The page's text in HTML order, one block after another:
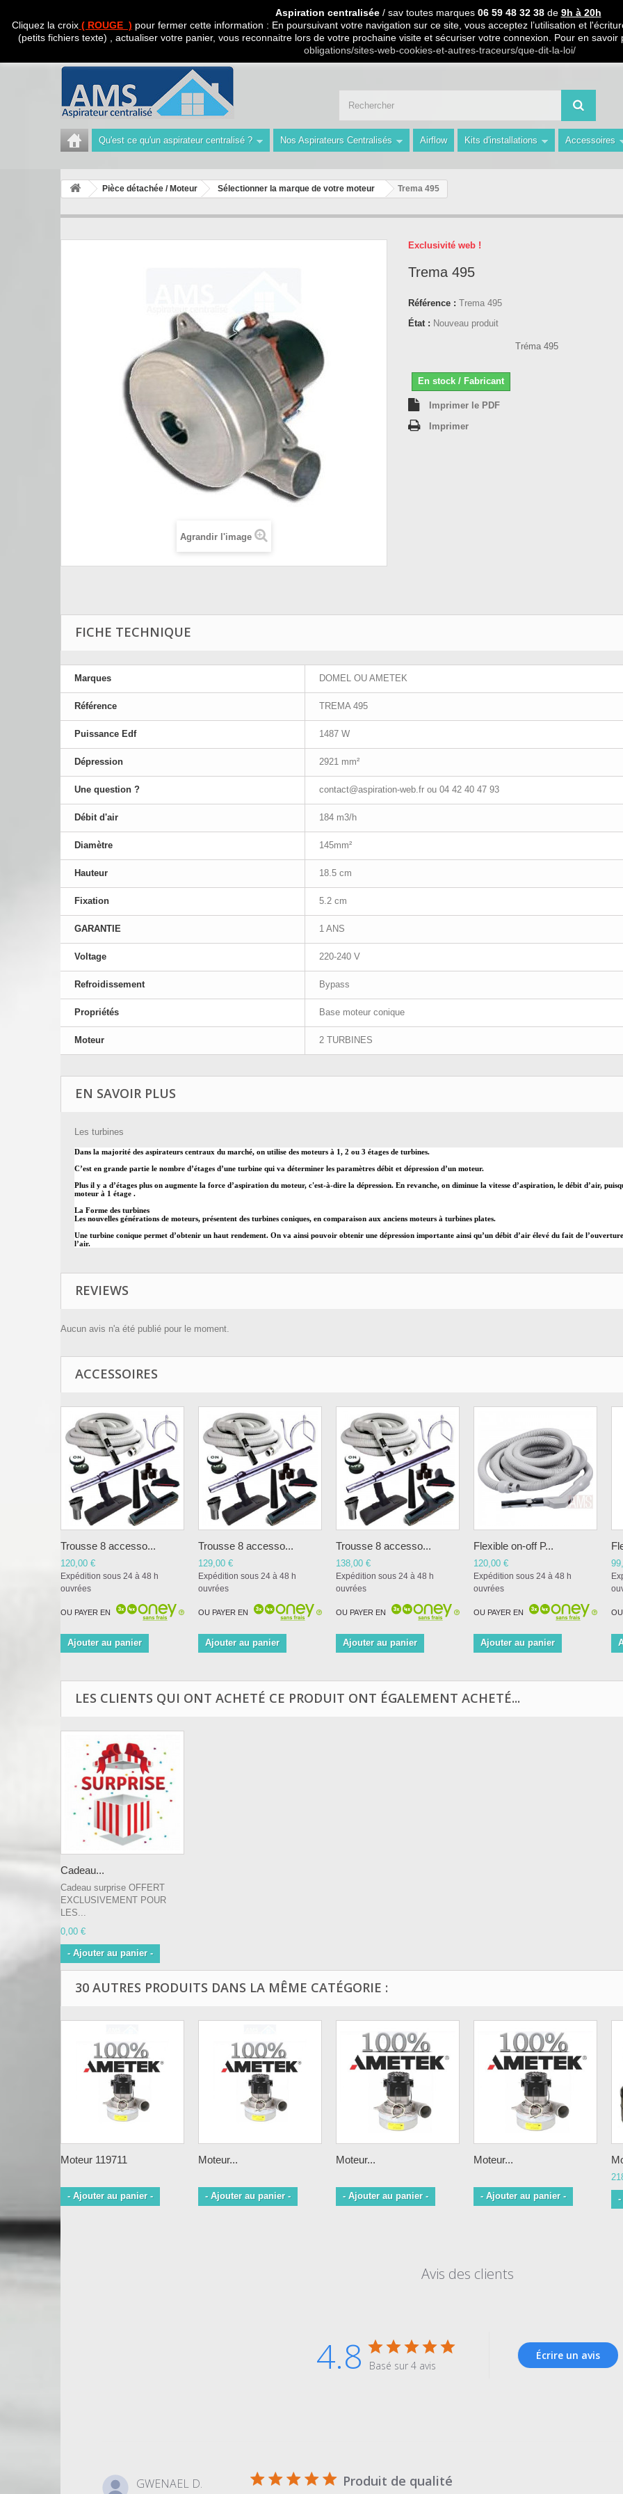
Aspiration centralisée/ sav toutes marques06 59 48 32 38de 9h à 20h
Cliquez la croix ( ROUGE ) pour fermer cette information : En poursuivant votre navigation sur ce site, vous acceptez l’utilisation et
(petits fichiers texte) , actualiser votre panier, vous reconnaitre lors de votre prochaine visite et sécuriser votre connexion. Pour en
obligations/sites-web-cookies-et-autres-traceurs/que-dit-la-loi/
CADEAU SURPRISE A PARTIR DE 99€ D ACHAT / Paiement en 3 X ou 4 X sans frais
Appelez-nous au :Tél : 04 42 40 47 93 | Technicien 06 59 48 32 38 de 9h à 20h " Les Prix du Web les Conseils en plus avec AMS
Qu'est ce qu'un aspirateur centralisé ? Nos Aspirateurs Centralisés Airflow Kits d'installations Accessoires
Pièce détachée / Moteur Sélectionner la marque de votre moteur Trema 495
Agrandir l'image
Exclusivité web !
Trema 495
Référence : Trema 495
État : Nouveau produit
Tréma 495
En stock / Fabricant
Imprimer le PDF
Imprimer
FICHE TECHNIQUE
Marques DOMEL OU AMETEK
Référence TREMA 495
Puissance Edf 1487 W
Dépression 2921 mm²
Une question ? contact@aspiration-web.fr ou 04 42 40 47 93
Débit d'air 184 m3/h
Diamètre 145mm²
Hauteur 18.5 cm
Fixation 5.2 cm
GARANTIE 1 ANS
Voltage 220-240 V
Refroidissement Bypass
Propriétés Base moteur conique
Moteur 2 TURBINES
EN SAVOIR PLUS
Les turbines
Dans la majorité des aspirateurs centraux du marché, on utilise des moteurs à 1, 2 ou 3 étages de turbines.
C’est en grande partie le nombre d’étages d’une turbine qui va déterminer les paramètres débit et dépression d’un moteur.
Plus il y a d’étages plus on augmente la force d’aspiration du moteur, c'est-à-dire la dépression. En revanche, on diminue la vitesse d’aspiration, le débit d’air,
moteur à 1 étage .
La Forme des turbines
Les nouvelles générations de moteurs, présentent des turbines coniques, en comparaison aux anciens moteurs à turbines plates.
Une turbine conique permet d’obtenir un haut rendement. On va ainsi pouvoir obtenir une dépression importante ainsi qu’un débit d’air élevé du fait de
l’air.
REVIEWS
Aucun avis n'a été publié pour le moment.
ACCESSOIRES
Trousse 8 accesso...
120,00 €
Expédition sous 24 à 48 h
ouvrées
OU PAYER EN
Ajouter au panier
Trousse 8 accesso...
129,00 €
Expédition sous 24 à 48 h
ouvrées
OU PAYER EN
Ajouter au panier
Trousse 8 accesso...
138,00 €
Expédition sous 24 à 48 h
ouvrées
OU PAYER EN
Ajouter au panier
Flexible on-off P...
120,00 €
Expédition sous 24 à 48 h
ouvrées
OU PAYER EN
Ajouter au panier
LES CLIENTS QUI ONT ACHETÉ CE PRODUIT ONT ÉGALEMENT ACHETÉ...
Cadeau...
Cadeau surprise OFFERT
EXCLUSIVEMENT POUR
LES...
0,00 €
- Ajouter au panier -
30 AUTRES PRODUITS DANS LA MÊME CATÉGORIE :
Moteur 119711
- Ajouter au panier -
Moteur...
- Ajouter au panier -
Moteur...
- Ajouter au panier -
Moteur...
- Ajouter au panier - -
Avis des clients
4.8 Basé sur 4 avis
Écrire un avis
GWENAEL D. Produit de qualité